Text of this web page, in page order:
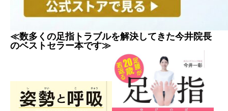
≪数多くの足指トラブルを解決してきた今井院長
のベストセラー本です≫